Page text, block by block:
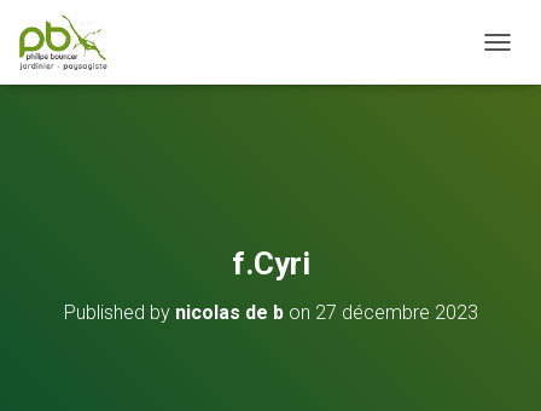
f.Cyri
Published by nicolas de bon 27 décembre 2023